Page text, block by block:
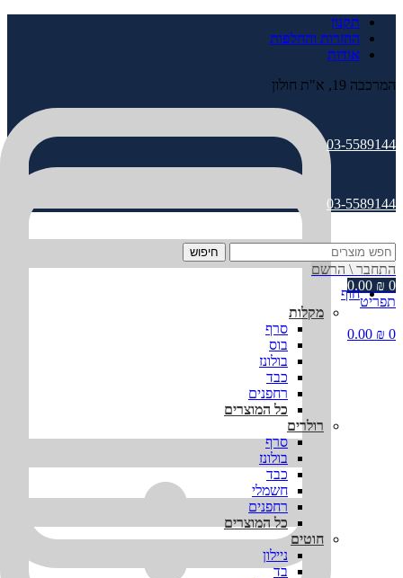
תקנון
החזרות והחלפות
אודות
המרכבה 19, א"ת חולון
03-5589144
03-5589144
חיפוש
התחבר \ הרשם
0
0.00 ₪
תפריט
0
0.00 ₪
חוף
מקלות
סרף
בוס
בולונז
כבד
רחפנים
כל המוצרים
רולרים
סרף
בולונז
כבד
חשמלי
רחפנים
כל המוצרים
חוטים
ניילון
בד